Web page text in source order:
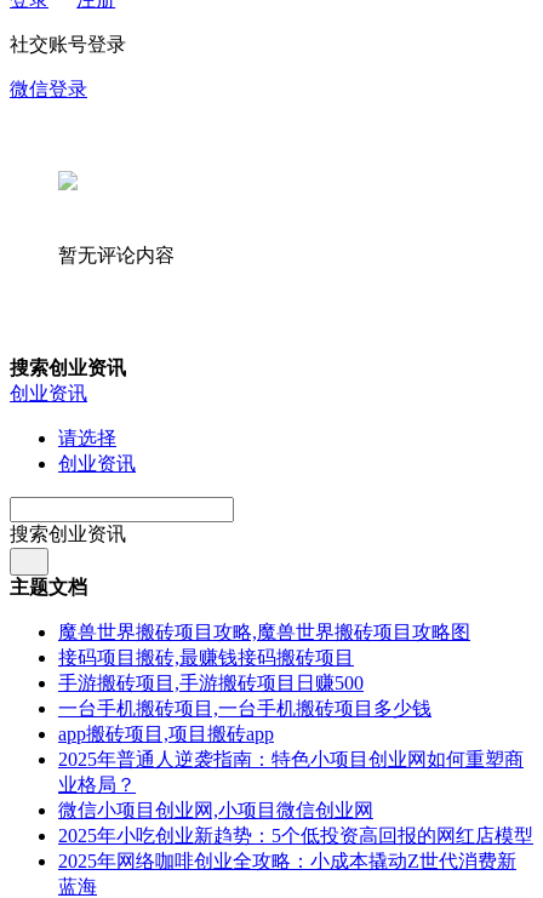
社交账号登录
微信登录
暂无评论内容
搜索创业资讯
创业资讯
请选择
创业资讯
搜索创业资讯
主题文档
魔兽世界搬砖项目攻略,魔兽世界搬砖项目攻略图
接码项目搬砖,最赚钱接码搬砖项目
手游搬砖项目,手游搬砖项目日赚500
一台手机搬砖项目,一台手机搬砖项目多少钱
app搬砖项目,项目搬砖app
2025年普通人逆袭指南：特色小项目创业网如何重塑商
业格局？
微信小项目创业网,小项目微信创业网
2025年小吃创业新趋势：5个低投资高回报的网红店模型
2025年网络咖啡创业全攻略：小成本撬动Z世代消费新
蓝海